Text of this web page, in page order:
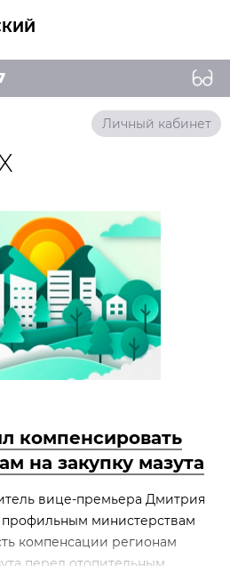
Личный кабинет
компенсировать
на закупку мазута
вице-премьера Дмитрия
профильным министерствам
компенсации регионам